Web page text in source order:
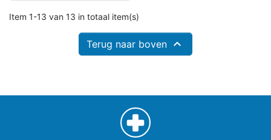
Item 1-13 van 13 in totaal item(s)
Terug naar boven 